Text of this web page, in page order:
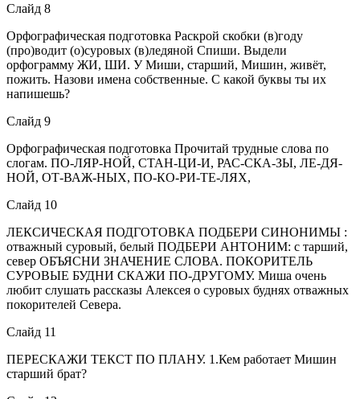
Слайд 8
Орфографическая подготовка Раскрой скобки (в)году
(про)водит (о)суровых (в)ледяной Спиши. Выдели
орфограмму ЖИ, ШИ. У Миши, старший, Мишин, живёт,
пожить. Назови имена собственные. С какой буквы ты их
напишешь?
Слайд 9
Орфографическая подготовка Прочитай трудные слова по
слогам. ПО-ЛЯР-НОЙ, СТАН-ЦИ-И, РАС-СКА-ЗЫ, ЛЕ-ДЯ-
НОЙ, ОТ-ВАЖ-НЫХ, ПО-КО-РИ-ТЕ-ЛЯХ,
Слайд 10
ЛЕКСИЧЕСКАЯ ПОДГОТОВКА ПОДБЕРИ СИНОНИМЫ :
отважный суровый, белый ПОДБЕРИ АНТОНИМ: с тарший,
север ОБЪЯСНИ ЗНАЧЕНИЕ СЛОВА. ПОКОРИТЕЛЬ
СУРОВЫЕ БУДНИ СКАЖИ ПО-ДРУГОМУ. Миша очень
любит слушать рассказы Алексея о суровых буднях отважных
покорителей Севера.
Слайд 11
ПЕРЕСКАЖИ ТЕКСТ ПО ПЛАНУ. 1.Кем работает Мишин
старший брат?